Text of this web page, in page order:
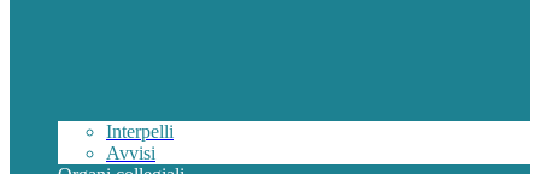
Interpelli
Avvisi